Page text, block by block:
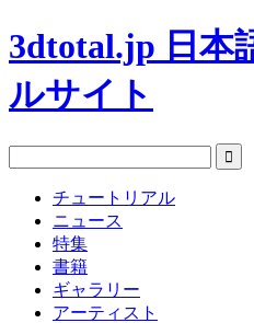
3dtotal.jp 日本
ルサイト
チュートリアル
ニュース
特集
書籍
ギャラリー
アーティスト